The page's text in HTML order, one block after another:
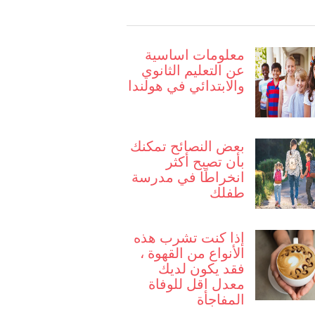
معلومات اساسية
عن التعليم الثانوي
والابتدائي في هولندا
بعض النصائح تمكنك
بأن تصبح أكثر
انخراطًا في مدرسة
طفلك
إذا كنت تشرب هذه
الأنواع من القهوة ،
فقد يكون لديك
معدل اقل للوفاة
المفاجأة